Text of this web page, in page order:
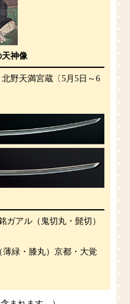
神像
野天満宮蔵〔5月5日～6
ガアル（鬼切丸・髭切）
緑・膝丸）京都・大覚